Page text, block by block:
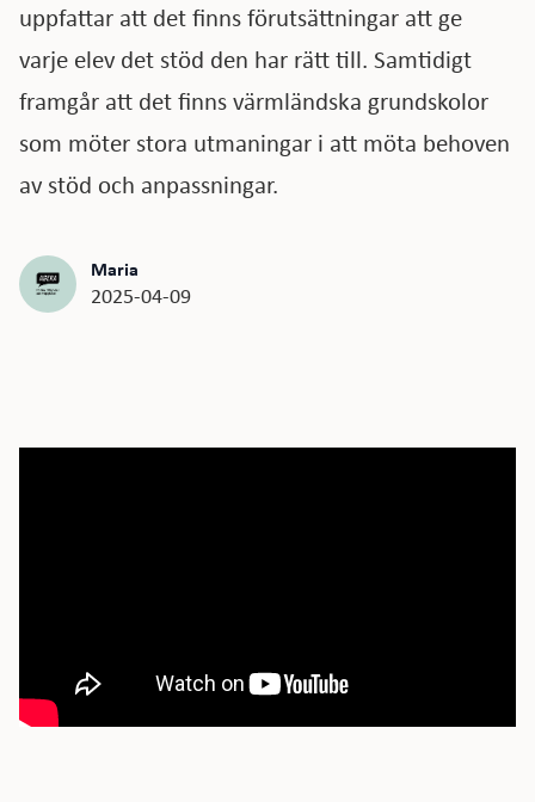
uppfattar att det finns förutsättningar att ge
varje elev det stöd den har rätt till. Samtidigt
framgår att det finns värmländska grundskolor
som möter stora utmaningar i att möta behoven
av stöd och anpassningar.
Maria
2025-04-09